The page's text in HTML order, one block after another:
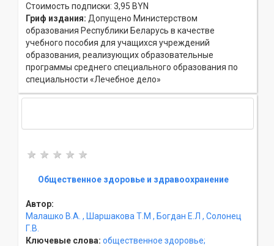
Стоимость подписки: 3,95 BYN
Гриф издания: Допущено Министерством
образования Республики Беларусь в качестве
учебного пособия для учащихся учреждений
образования, реализующих образовательные
программы среднего специального образования по
специальности «Лечебное дело»
Общественное здоровье и здравоохранение
Автор:
Малашко В.А. , Шаршакова Т.М , Богдан Е.Л , Солонец
Г.В.
Ключевые слова: общественное здоровье;